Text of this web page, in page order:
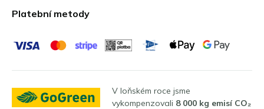
Platební metody
V loňském roce jsme
vykompenzovali 8 000 kg emisí CO₂